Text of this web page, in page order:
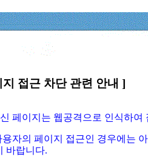
접근 차단 관련 안내 ]
페이지는 웹공격으로 인식하여
자의 페이지 접근인 경우에는
바랍니다.